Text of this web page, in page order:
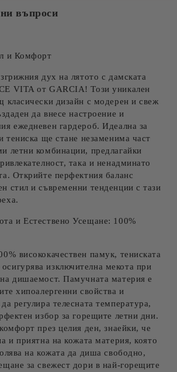
въпроси
и Комфорт
дух на лятото с дамската
VITA от GARCIA! Този уникален
класически дизайн с модерен исвеж
да внесе настроение и
ежедневен гардероб. Идеална за
тениска ще стане незаменима част
летни комбинации, предлагайки
така и ненадминато
Открийте перфектния баланс
стил и съвременни тенденции с тази
и Естествено Усещане: 100%
висококачествен памук, тениската
изключителна мекота при
дишаемост. Памучната материя е
хипоалергенни свойства и
регулира телесната температура,
избор за горещите летни дни.
през целия ден, знаейки, че
и приятна на кожата материя, която
на кожата да диша свободно,
за свежест дори в най-горещите